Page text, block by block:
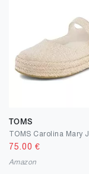
TOMS
75.00 €
Amazon